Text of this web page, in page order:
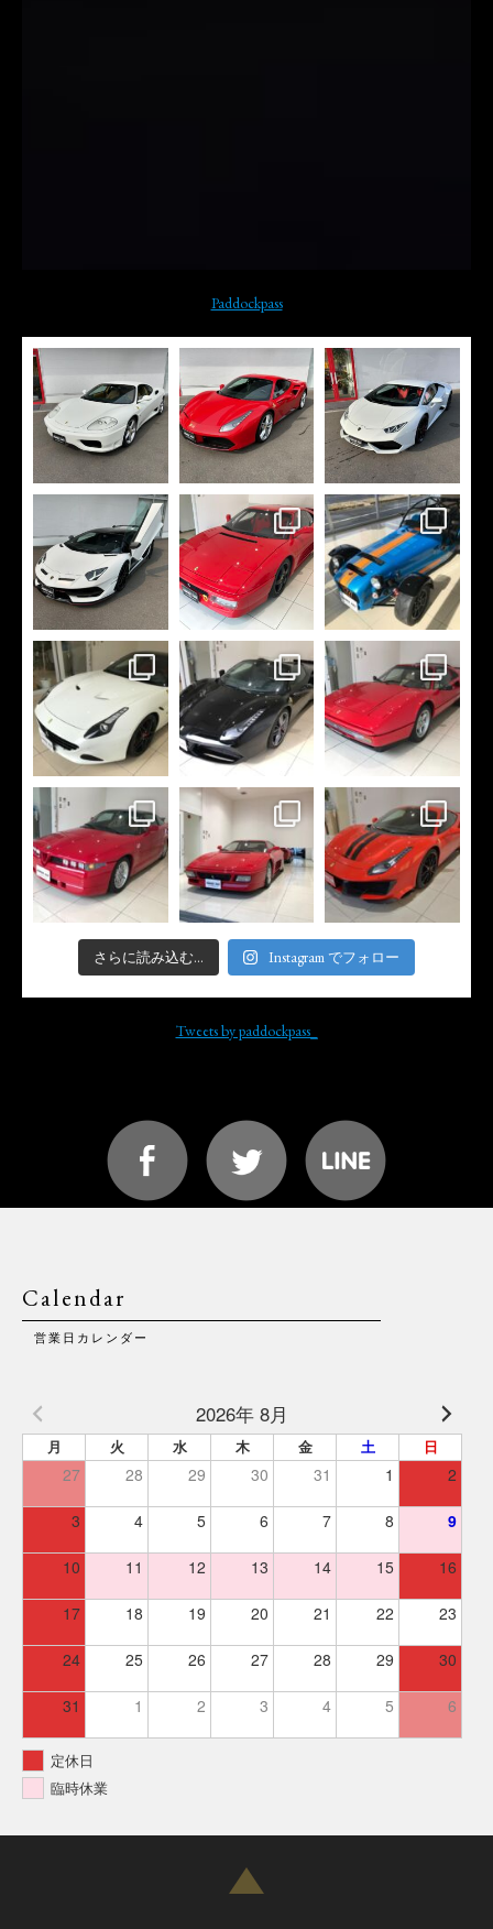
Paddockpass
さらに読み込む... Instagram でフォロー
Tweets by paddockpass_
Calendar
営業日カレンダー
2026年 8月
月 火 水 木 金 土 日
27 28 29 30 31 1 2
3 4 5 6 7 8 9
10 11 12 13 14 15 16
17 18 19 20 21 22 23
24 25 26 27 28 29 30
31 1 2 3 4 5 6
定休日
臨時休業